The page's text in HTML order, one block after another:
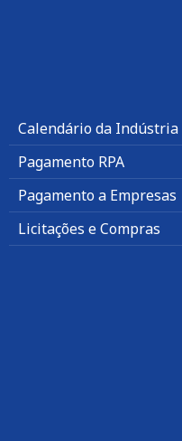
Calendário da Indústria
Pagamento RPA
Pagamento a Empresas
Licitações e Compras